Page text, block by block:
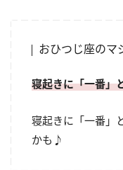
おひつじ座のマ
寝起きに「一番」
寝起きに「一番」
かも♪